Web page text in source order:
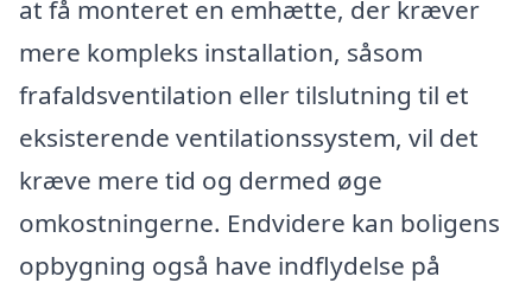
at få monteret en emhætte, der kræver
mere kompleks installation, såsom
frafaldsventilation eller tilslutning til et
eksisterende ventilationssystem, vil det
kræve mere tid og dermed øge
omkostningerne. Endvidere kan boligens
opbygning også have indflydelse på